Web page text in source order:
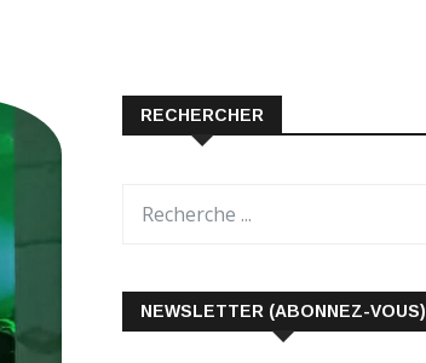
RECHERCHER
NEWSLETTER (ABONNEZ-VOUS)